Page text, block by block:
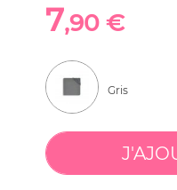
7,90 €
Gris